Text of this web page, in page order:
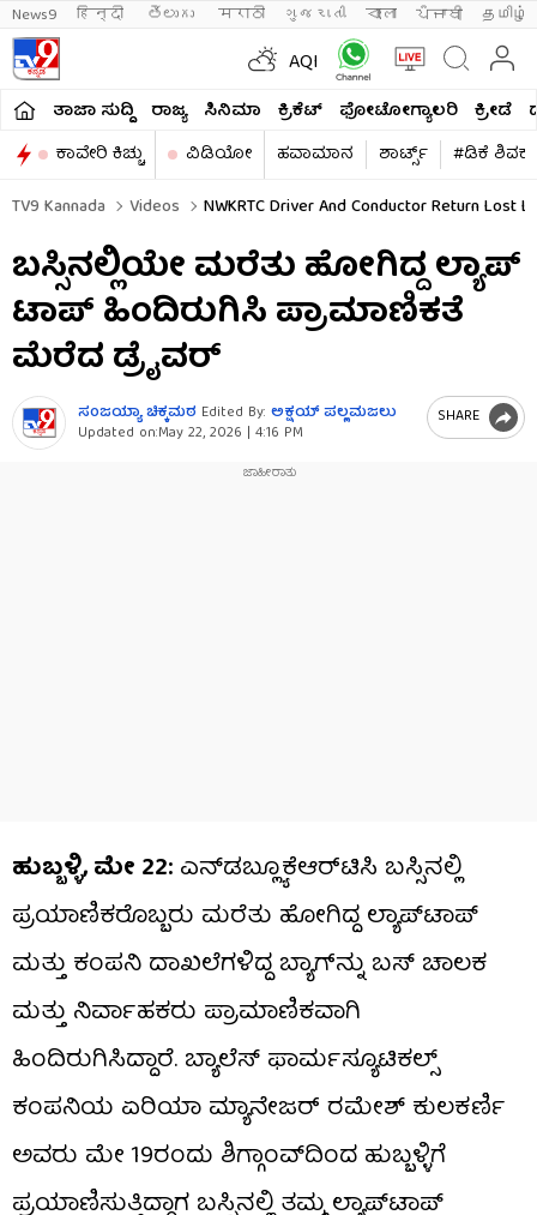
News9 हिन्दी తెలుగు मराठी ગુજરાતી বাংলা ਪੰਜਾਬੀ தமிழ்
AQI
ತಾಜಾ ಸುದ್ದಿ ರಾಜ್ಯ ಸಿನಿಮಾ ಕ್ರಿಕೆಟ್​ ಫೋಟೋಗ್ಯಾಲರಿ ಕ್ರೀಡೆ
ಕಾವೇರಿ ಕಿಚ್ಚು
ವಿಡಿಯೋ ಹವಾಮಾನ ಶಾರ್ಟ್ಸ್​
#ಡಿಕೆ
TV9 Kannada
Videos NWKRTC Driver And Conductor Return Lost
ಬಸ್ಸಿನಲ್ಲಿಯೇ ಮರೆತು ಹೋಗಿದ್ದ ಲ್ಯಾಪ್
ಟಾಪ್ ಹಿಂದಿರುಗಿಸಿ ಪ್ರಾಮಾಣಿಕತೆ
ಮೆರೆದ ಡ್ರೈವರ್
ಸಂಜಯ್ಯಾ ಚಿಕ್ಕಮಠ Edited By: ಅಕ್ಷಯ್​ ಪಲ್ಲಮಜಲು​​
Updated on:May 22, 2026 | 4:16 PM
SHARE
ಹುಬ್ಬಳ್ಳಿ, ಮೇ 22: ಎನ್‌ಡಬ್ಲ್ಯೂಕೆಆರ್‌ಟಿಸಿ ಬಸ್ಸಿನಲ್ಲಿ
ಪ್ರಯಾಣಿಕರೊಬ್ಬರು ಮರೆತು ಹೋಗಿದ್ದ ಲ್ಯಾಪ್‌ಟಾಪ್
ಮತ್ತು ಕಂಪನಿ ದಾಖಲೆಗಳಿದ್ದ ಬ್ಯಾಗ್‌ನ್ನು ಬಸ್ ಚಾಲಕ
ಮತ್ತು ನಿರ್ವಾಹಕರು ಪ್ರಾಮಾಣಿಕವಾಗಿ
ಹಿಂದಿರುಗಿಸಿದ್ದಾರೆ. ಬ್ಯಾಲೆಸ್ ಫಾರ್ಮಸ್ಯೂಟಿಕಲ್ಸ್
ಕಂಪನಿಯ ಏರಿಯಾ ಮ್ಯಾನೇಜರ್ ರಮೇಶ್ ಕುಲಕರ್ಣಿ
ಅವರು ಮೇ 19ರಂದು ಶಿಗ್ಗಾಂವ್‌ದಿಂದ ಹುಬ್ಬಳ್ಳಿಗೆ
ಪ್ರಯಾಣಿಸುತ್ತಿದ್ದಾಗ ಬಸ್ಸಿನಲ್ಲಿ ತಮ್ಮ ಲ್ಯಾಪ್‌ಟಾಪ್